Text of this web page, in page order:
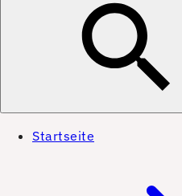
Startseite